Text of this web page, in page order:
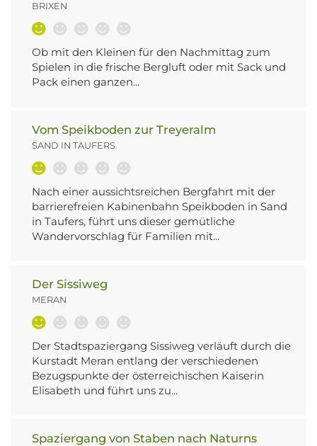
BRIXEN
Ob mit den Kleinen für den Nachmittag zum
Spielen in die frische Bergluft oder mit Sack und
Pack einen ganzen...
Vom Speikboden zur Treyeralm
SAND IN TAUFERS
Nach einer aussichtsreichen Bergfahrt mit der
barrierefreien Kabinenbahn Speikboden in Sand
in Taufers, führt uns dieser gemütliche
Wandervorschlag für Familien mit...
Der Sissiweg
MERAN
Der Stadtspaziergang Sissiweg verläuft durch die
Kurstadt Meran entlang der verschiedenen
Bezugspunkte der österreichischen Kaiserin
Elisabeth und führt uns zu...
Spaziergang von Staben nach Naturns